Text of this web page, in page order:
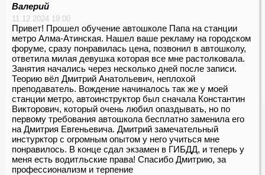
Валерий
11.12.2024 19:00
Привет! Прошел обучение автошколе Папа на станции
метро Алма-Атинская. Нашел ваше рекламу на городском
форуме, сразу понравилась цена, позвонил в автошколу,
ответила милая девушка которая все мне растолковала.
Занятия начались через несколько дней после записи.
Теорию вёл Дмитрий Анатольевич, неплохой
преподаватель. Вождение начиналось так же у моей
станции метро, автоинструктор был сначала Константин
Викторович, который очень любил опаздывать, но по
первому требования автошкола бесплатно заменила его
на Дмитрия Евгеньевича. Дмитрий замечательный
инстурктор с огромным опытом у него учиться мне
понравилось. В конце сдал экзамен в ГИБДД, и теперь у
меня есть водитльские права! Спасибо Дмитрию, за
профессионализм и терпение